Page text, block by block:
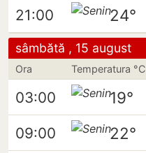
21:00 24°
sâmbătă , 15 august
Ora Temperatura °C
03:00 19°
09:00 22°